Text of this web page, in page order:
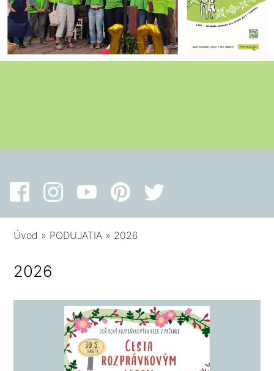
Úvod » PODUJATIA » 2026
2026